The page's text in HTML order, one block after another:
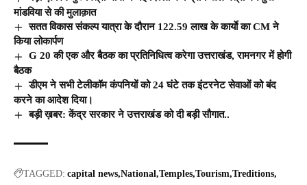
मांडविया से की मुलाक़ात
सतत विकास संकल्प यात्रा के दौरान 122.59 लाख के कार्याे का CM ने
किया लोकार्पण
G 20 की एक और बैठक का प्रतिनिधित्व करेगा उत्तराखंड, रामनगर में होगी
बैठक
डीएम ने सभी टेलीकॉम कंपनियों को 24 घंटे तक इंटरनेट सेवाओं को बंद
करने का आदेश दिया।
बड़ी ख़बर: केंद्र सरकार ने उत्तराखंड को दी बड़ी सौगात..
TAGGED: capital news National Temples Tourism Treditions